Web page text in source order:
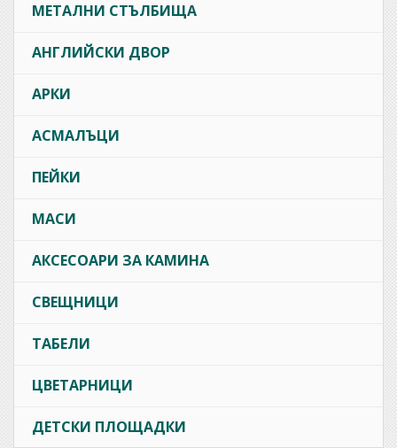
МЕТАЛНИ СТЪЛБИЩА
АНГЛИЙСКИ ДВОР
АРКИ
АСМАЛЪЦИ
ПЕЙКИ
МАСИ
АКСЕСОАРИ ЗА КАМИНА
СВЕЩНИЦИ
ТАБЕЛИ
ЦВЕТАРНИЦИ
ДЕТСКИ ПЛОЩАДКИ